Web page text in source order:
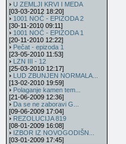
U ZEMLJI KRVI I MEDA
[03-03-2012 18:20]
1001 NOĆ - EPIZODA 2
[30-11-2010 09:11]
1001 NOĆ - EPIZODA 1
[20-11-2010 12:22]
Pečat - epizoda 1
[23-05-2010 11:53]
LZN III - 12
[25-03-2010 12:17]
LUD ZBUNJEN NORMALA...
[13-02-2010 19:59]
Polaganje kamen tem...
[21-06-2009 12:36]
Da se ne zaboravi G...
[09-06-2009 17:04]
REZOLUCIJA 819
[08-01-2009 16:08]
IZBOR IZ NOVOGODIŠN...
[03-01-2009 17:45]